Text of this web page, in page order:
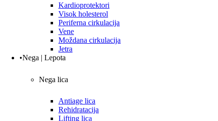
Kardioprotektori
Visok holesterol
Periferna cirkulacija
Vene
Moždana cirkulacija
Jetra
•Nega | Lepota
Nega lica
Antiage lica
Rehidratacija
Lifting lica